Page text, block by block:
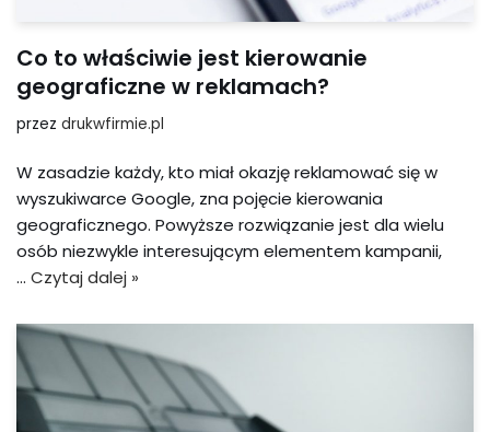
Co to właściwie jest kierowanie
geograficzne w reklamach?
przez drukwfirmie.pl
W zasadzie każdy, kto miał okazję reklamować się w
wyszukiwarce Google, zna pojęcie kierowania
geograficznego. Powyższe rozwiązanie jest dla wielu
osób niezwykle interesującym elementem kampanii,
… Czytaj dalej »